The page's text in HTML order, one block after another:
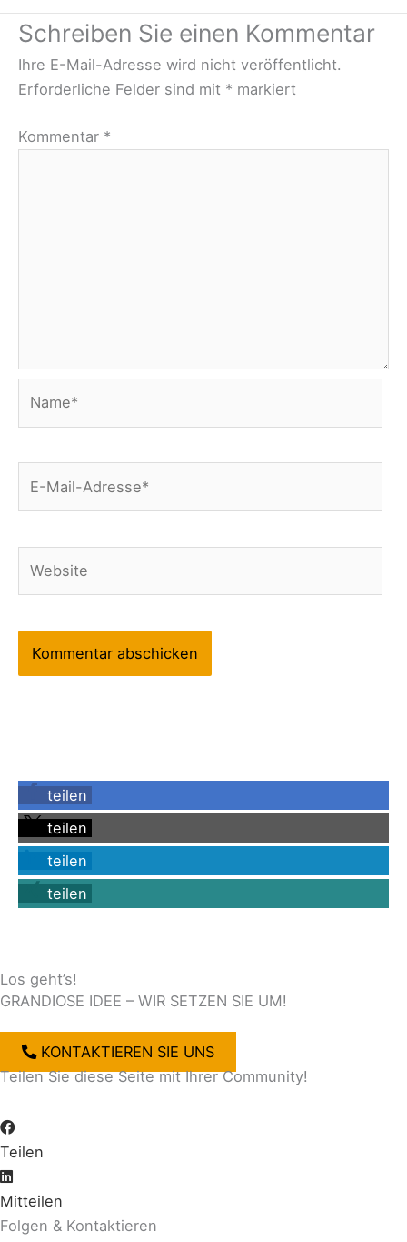
Schreiben Sie einen Kommentar
Ihre E-Mail-Adresse wird nicht veröffentlicht.
Erforderliche Felder sind mit * markiert
Kommentar *
Mail-
teilen
teilen
teilen
teilen
Los geht’s!
GRANDIOSE IDEE – WIR SETZEN SIE UM!
KONTAKTIEREN SIE UNS
Teilen Sie diese Seite mit Ihrer Community!
Teilen
Mitteilen
Folgen & Kontaktieren